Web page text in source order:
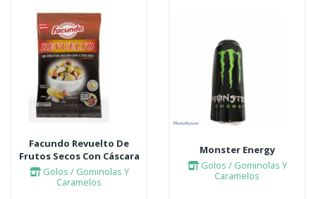
Facundo Revuelto De
Frutos Secos Con Cáscara
Golos / Gominolas Y
Caramelos
Monster Energy
Golos / Gominolas Y
Caramelos